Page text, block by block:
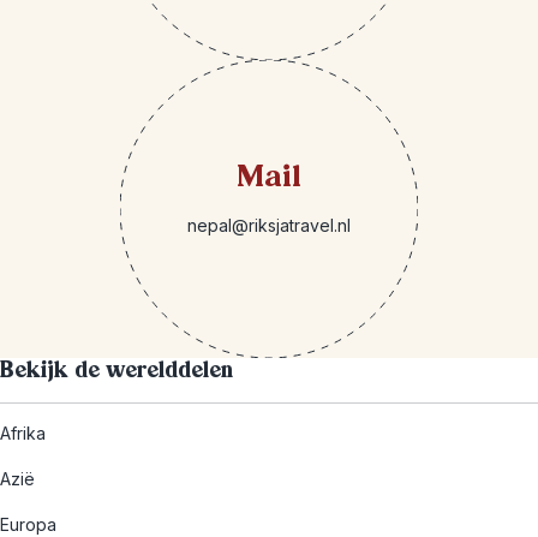
Mail
nepal@riksjatravel.nl
Bekijk de werelddelen
Afrika
Azië
Europa